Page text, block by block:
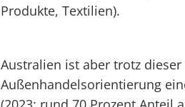
Produkte, Textilien).
Australien ist aber trotz
Außenhandelsorientierung